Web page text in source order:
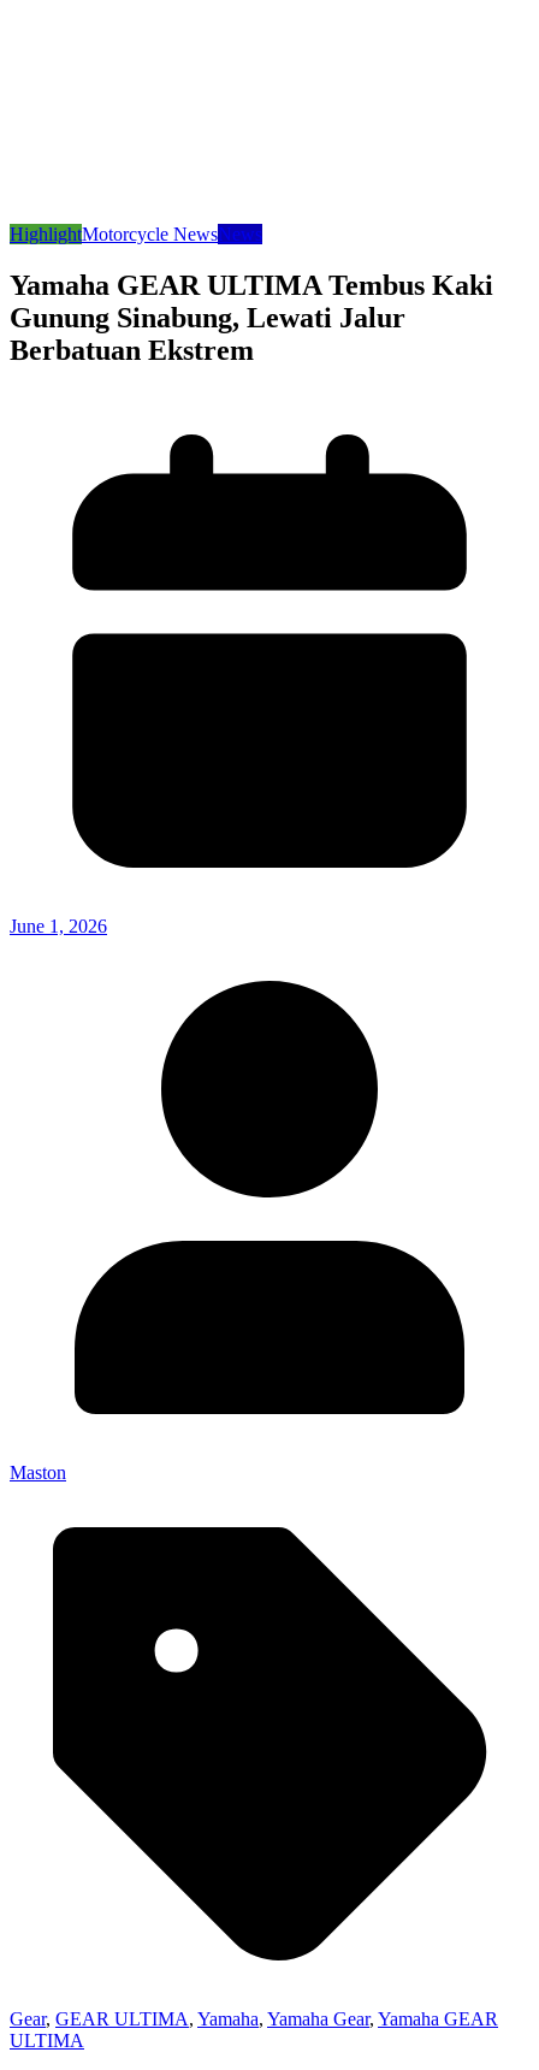
HighlightMotorcycle NewsNews
Yamaha GEAR ULTIMA Tembus Kaki
Gunung Sinabung, Lewati Jalur
Berbatuan Ekstrem
June 1, 2026
Maston
Gear, GEAR ULTIMA, Yamaha, Yamaha Gear, Yamaha GEAR
ULTIMA